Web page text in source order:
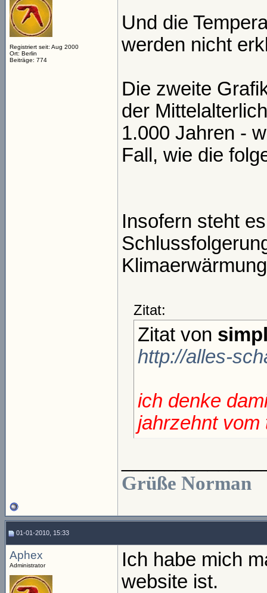
Registriert seit: Aug 2000
Ort: Berlin
Beiträge: 774
Und die
werden nicht
Die zweite
der
1.000 Jahren -
Fall, wie die
Insofern steht
Zitat:
Zitat von
http://alles-
ich denke
jahrzehnt vom
Grüße Norman
01-01-2010, 15:33
Aphex
Administrator
Ich habe mich
website ist.